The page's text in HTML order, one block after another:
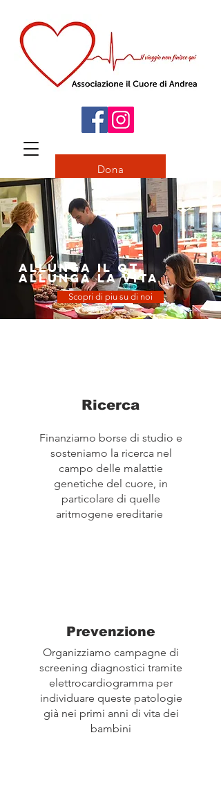
Dona
Allunga il QT,
allunga la vita
Scopri di piu su di noi
Ricerca
Finanziamo borse di studio e
sosteniamo la ricerca nel
campo delle malattie
genetiche del cuore, in
particolare di quelle
aritmogene ereditarie
Prevenzione
Organizziamo campagne di
screening diagnostici tramite
elettrocardiogramma per
individuare queste patologie
già nei primi anni di vita dei
bambini